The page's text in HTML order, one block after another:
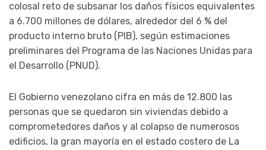
colosal reto de subsanar los daños físicos equivalentes
a 6.700 millones de dólares, alrededor del 6 % del
producto interno bruto (PIB), según estimaciones
preliminares del Programa de las Naciones Unidas para
el Desarrollo (PNUD).
El Gobierno venezolano cifra en más de 12.800 las
personas que se quedaron sin viviendas debido a
comprometedores daños y al colapso de numerosos
edificios, la gran mayoría en el estado costero de La